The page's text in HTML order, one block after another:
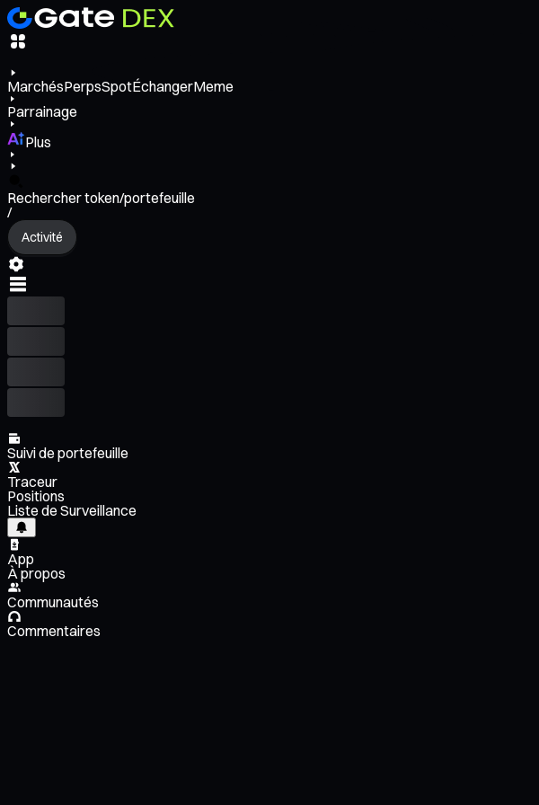
MarchésPerpsSpotÉchangerMeme
Parrainage
Plus
Rechercher token/portefeuille
/
Activité
Suivi de portefeuille
Traceur
Positions
Liste de Surveillance
App
À propos
Communautés
Commentaires